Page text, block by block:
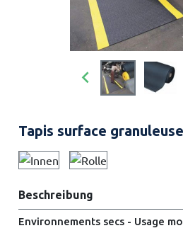

Tapis surface
Beschreibung
Environnements secs - Usage